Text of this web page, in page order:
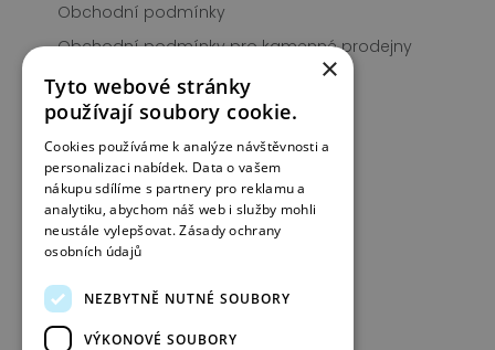
Obchodní podmínky
Obchodní podmínky pro kamenné prodejny
PIGNUS Club
Prodejny
Kontakt
Informace
Typy obuvi
Jak pečovat o obuv
Péče o semišové kabelky
×
Tyto webové stránky
používají soubory cookie.
Cookies používáme k analýze návštěvnosti a
personalizaci nabídek. Data o vašem
nákupu sdílíme s partnery pro reklamu a
analytiku, abychom náš web i služby mohli
neustále vylepšovat.Zásady ochrany
osobních údajů
NEZBYTNĚ NUTNÉ SOUBORY
VÝKONOVÉ SOUBORY